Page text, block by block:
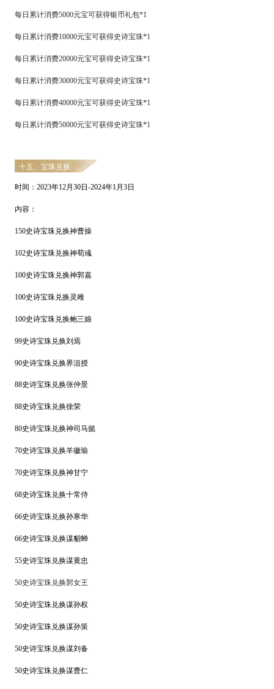
每日累计消费5000元宝可获得银币礼包*1
每日累计消费10000元宝可获得史诗宝珠*1
每日累计消费20000元宝可获得史诗宝珠*1
每日累计消费30000元宝可获得史诗宝珠*1
每日累计消费40000元宝可获得史诗宝珠*1
每日累计消费50000元宝可获得史诗宝珠*1
十五、宝珠兑换
时间： 2023年12月 30日 -2024年1月 3日
内容：
150史诗宝珠兑换神曹操
102史诗宝珠兑换神荀彧
100史诗宝珠兑换神郭嘉
100史诗宝珠兑换灵雎
100史诗宝珠兑换鲍三娘
99史诗宝珠兑换刘焉
90史诗宝珠兑换界沮授
88史诗宝珠兑换张仲景
88史诗宝珠兑换徐荣
80史诗宝珠兑换神司马懿
70史诗宝珠兑换羊徽瑜
70史诗宝珠兑换神甘宁
68史诗宝珠兑换十常侍
66史诗宝珠兑换孙寒华
66史诗宝珠兑换谋貂蝉
55史诗宝珠兑换谋黄忠
50史诗宝珠兑换郭女王
50史诗宝珠兑换谋孙权
50史诗宝珠兑换谋孙策
50史诗宝珠兑换谋刘备
50史诗宝珠兑换谋曹仁